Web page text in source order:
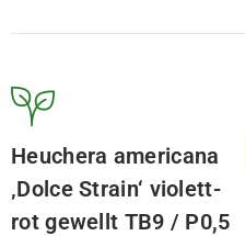
Heuchera americana
‚Dolce Strain‘ violett-
rot gewellt TB9 / P0,5